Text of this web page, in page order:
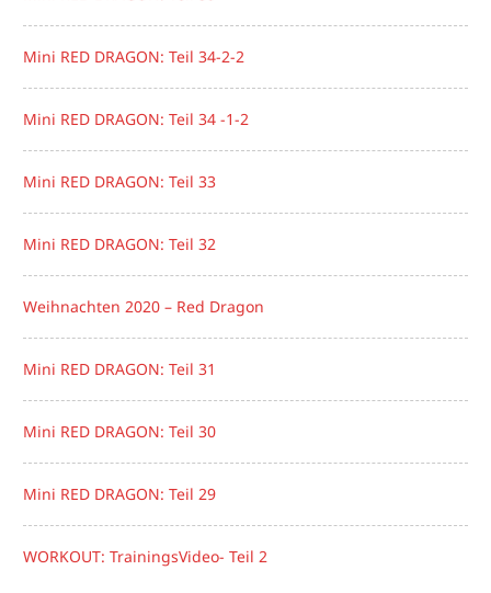
Mini RED DRAGON: Teil 34-2-2
Mini RED DRAGON: Teil 34 -1-2
Mini RED DRAGON: Teil 33
Mini RED DRAGON: Teil 32
Weihnachten 2020 – Red Dragon
Mini RED DRAGON: Teil 31
Mini RED DRAGON: Teil 30
Mini RED DRAGON: Teil 29
WORKOUT: TrainingsVideo- Teil 2